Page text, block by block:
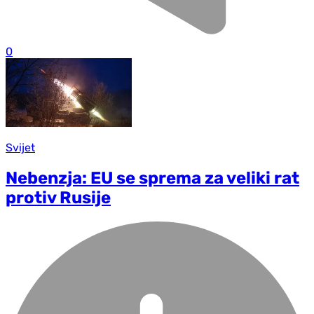
0
Svijet
Nebenzja: EU se sprema za veliki rat
protiv Rusije